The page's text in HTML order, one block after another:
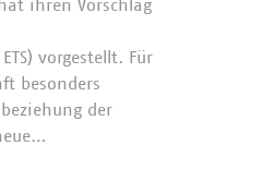
ihren Vorschlag
vorgestellt. Für
besonders
der